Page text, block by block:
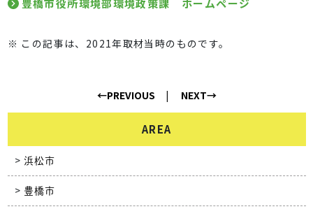
豊橋市役所環境部環境政策課 ホームページ
※ この記事は、2021年取材当時のものです。
←PREVIOUS NEXT→
AREA
浜松市
豊橋市